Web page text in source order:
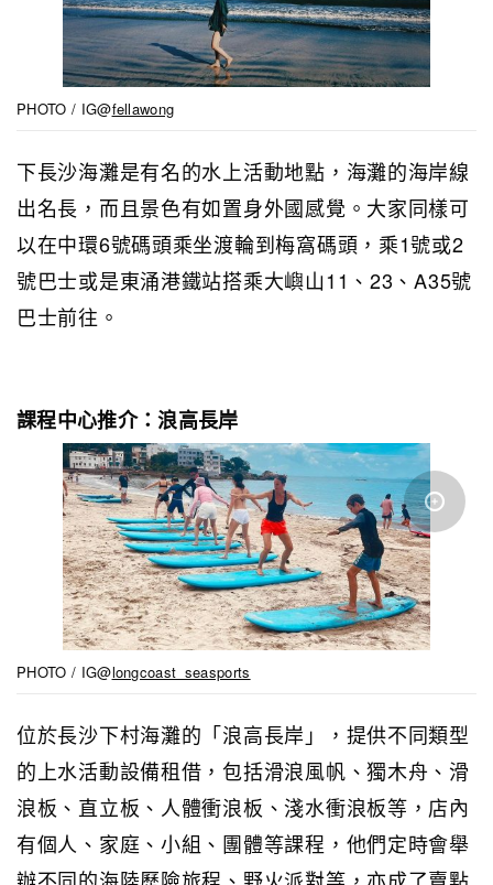
PHOTO / IG@fellawong
下長沙海灘是有名的水上活動地點，海灘的海岸線
出名長，而且景色有如置身外國感覺。大家同樣可
以在中環6號碼頭乘坐渡輪到梅窩碼頭，乘1號或2
號巴士或是東涌港鐵站搭乘大嶼山11、23、A35號
巴士前往。
課程中心推介：浪高長岸
PHOTO / IG@longcoast_seasports
位於長沙下村海灘的「浪高長岸」，提供不同類型
的上水活動設備租借，包括滑浪風帆、獨木舟、滑
浪板、直立板、人體衝浪板、淺水衝浪板等，店內
有個人、家庭、小組、團體等課程，他們定時會舉